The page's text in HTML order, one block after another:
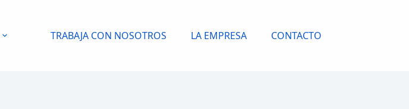
TRABAJA CON NOSOTROS LA EMPRESA CONTACTO